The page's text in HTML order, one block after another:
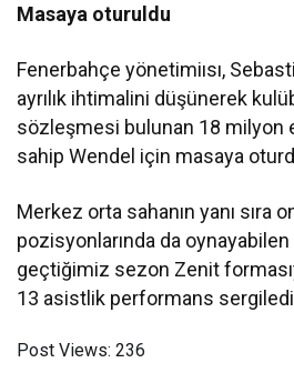
Masaya oturuldu
Fenerbahçe yönetimiısı,
ayrılık ihtimalini düşünerek
sözleşmesi bulunan 18 milyon
sahip Wendel için masaya
Merkez orta sahanın yanı sıra
pozisyonlarında da oynayabilen
geçtiğimiz sezon Zenit
13 asistlik performans
Post Views: 236